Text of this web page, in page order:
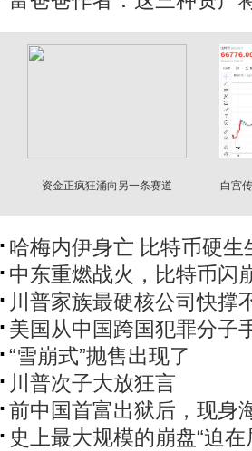
资金正疯狂涌向另一条赛道
白宫
哈梅内伊身亡 比特币硬生
中东重燃战火，比特币闪
川普家族最硬核公司快撑
美国从中国跨国犯罪分子
“雪崩式”抛售出现了
川普次子大放狂言
前中国首富出狱后，现身
史上最大规模的崩盘“迫在